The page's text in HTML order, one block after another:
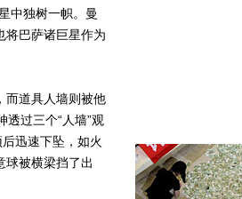
中独树一帜。曼
将巴萨诸巨星作为
道具人墙则被他
透过三个“人墙”观
迅速下坠，如火
球被横梁挡了出